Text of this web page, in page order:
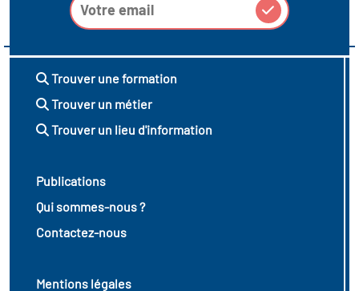
emploi-formation
des transitions
construction)
Trouver une formation
Trouver un métier
Trouver un lieu d'information
Publications
Qui sommes-nous ?
Contactez-nous
Mentions légales